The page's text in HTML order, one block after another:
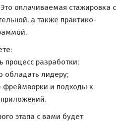
оплачиваемая стажировка с
а также практико-
процесс разработки;
обладать лидеру;
фреймворки и подходы к
этапа с вами будет